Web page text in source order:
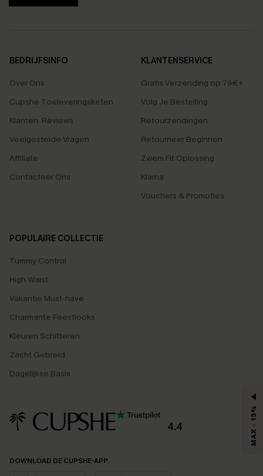
BEDRIJFSINFO
Over Ons
Cupshe Toeleveringsketen
Klanten-Reviews
Veelgestelde Vragen
Affiliate
Contacteer Ons
KLANTENSERVICE
Gratis Verzending op 79€+
Volg Je Bestelling
Retourzendingen
Retourneer Beginnen
Zwem Fit Oplossing
Klarna
Vouchers & Promoties
POPULAIRE COLLECTIE
Tummy Control
High Waist
Vakantie Must-have
Charmante Feestlooks
Kleuren Schitteren
Zacht Gebreid
Dagelijkse Basis
4.4
DOWNLOAD DE CUPSHE-APP
MAX - 15%